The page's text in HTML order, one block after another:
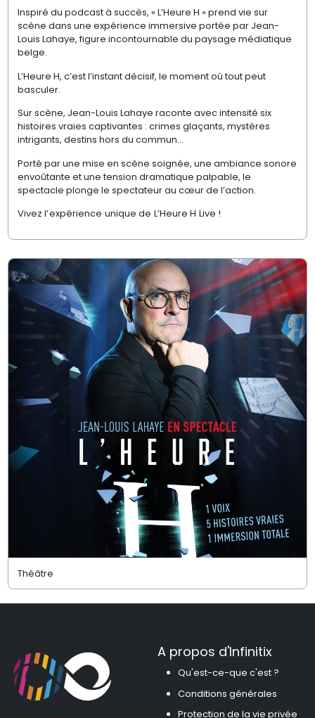
Inspiré du podcast à succès, « L’Heure H » prend vie sur
scène dans une expérience immersive portée par Jean-
Louis Lahaye, figure incontournable du paysage médiatique
belge.
L’Heure H, c’est l’instant décisif, le moment où tout peut
basculer.
Sur scène, Jean-Louis Lahaye raconte avec intensité six
histoires vraies captivantes : crimes glaçants, mystères
intrigants, destins hors du commun…
Porté par une mise en scène soignée, une ambiance sonore
envoûtante et une tension dramatique palpable, le
spectacle plonge le spectateur au cœur de l’action.
Vivez l’expérience unique de L’Heure H Live !
Théâtre
A propos d'Infinitix
Qu'est-ce-que c'est ?
Conditions générales
Protection de la vie privée